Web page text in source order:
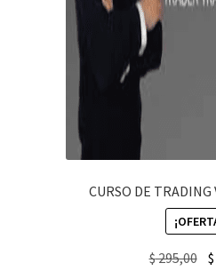
CURSO DE
$295,00 $